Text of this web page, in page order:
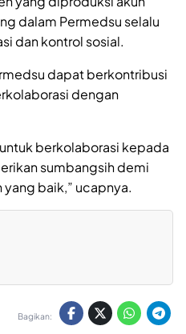
dalam Permedsu selalu
dan kontrol sosial.
dapat berkontribusi
dengan
berkolaborasi kepada
sumbangsih demi
baik,” ucapnya.
Bagikan: